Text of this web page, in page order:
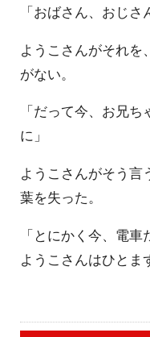
「おばさん、おじさ
ようこさんがそれを
がない。
「だって今、お兄
に」
ようこさんがそう
葉を失った。
「とにかく今、電車
ようこさんはひとま